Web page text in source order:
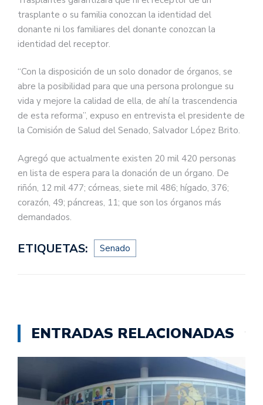
trasplante o su familia conozcan la identidad del
donante ni los familiares del donante conozcan la
identidad del receptor.
“Con la disposición de un solo donador de órganos, se
abre la posibilidad para que una persona prolongue su
vida y mejore la calidad de ella, de ahí la trascendencia
de esta reforma”, expuso en entrevista el presidente de
la Comisión de Salud del Senado, Salvador López Brito.
Agregó que actualmente existen 20 mil 420 personas
en lista de espera para la donación de un órgano. De
riñón, 12 mil 477; córneas, siete mil 486; hígado, 376;
corazón, 49; páncreas, 11; que son los órganos más
demandados.
ETIQUETAS: Senado
ENTRADAS RELACIONADAS